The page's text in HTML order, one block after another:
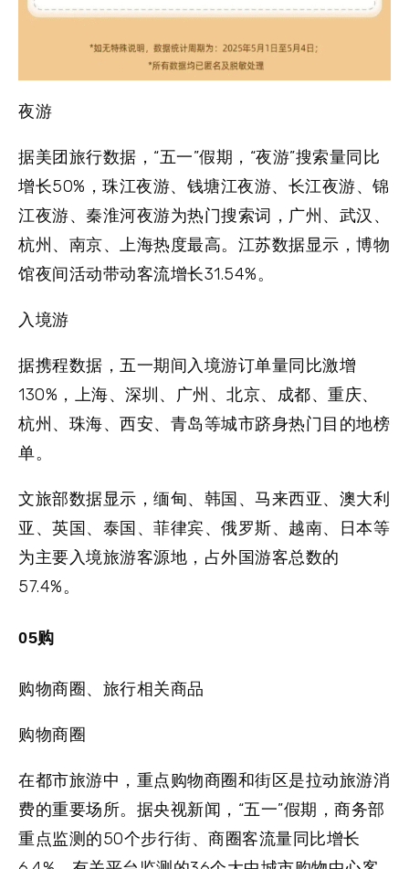
夜游
据美团旅行数据，“五一”假期，“夜游”搜索量同比
增长50%，珠江夜游、钱塘江夜游、长江夜游、锦
江夜游、秦淮河夜游为热门搜索词，广州、武汉、
杭州、南京、上海热度最高。江苏数据显示，博物
馆夜间活动带动客流增长31.54%。
入境游
据携程数据，五一期间入境游订单量同比激增
130%，上海、深圳、广州、北京、成都、重庆、
杭州、珠海、西安、青岛等城市跻身热门目的地榜
单。
文旅部数据显示，缅甸、韩国、马来西亚、澳大利
亚、英国、泰国、菲律宾、俄罗斯、越南、日本等
为主要入境旅游客源地，占外国游客总数的
57.4%。
05购
购物商圈、旅行相关商品
购物商圈
在都市旅游中，重点购物商圈和街区是拉动旅游消
费的重要场所。据央视新闻，“五一”假期，商务部
重点监测的50个步行街、商圈客流量同比增长